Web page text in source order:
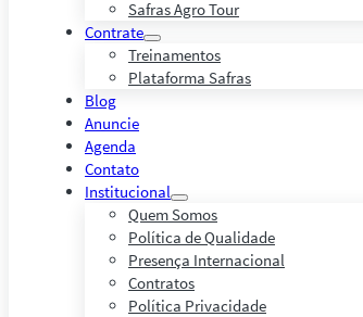
Safras Agro Tour
Contrate
Treinamentos
Plataforma Safras
Blog
Anuncie
Agenda
Contato
Institucional
Quem Somos
Política de Qualidade
Presença Internacional
Contratos
Política Privacidade